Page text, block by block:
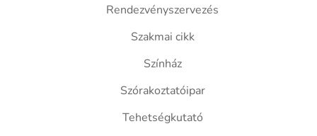
Rendezvényszervezés
Szakmai cikk
Színház
Szórakoztatóipar
Tehetségkutató